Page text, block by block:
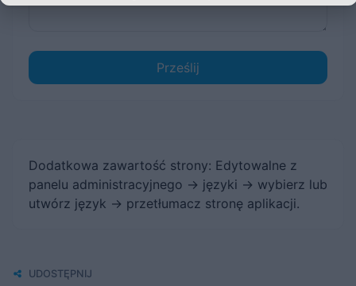
Prześlij
Dodatkowa zawartość strony: Edytowalne z
panelu administracyjnego -> języki -> wybierz lub
utwórz język -> przetłumacz stronę aplikacji.
UDOSTĘPNIJ